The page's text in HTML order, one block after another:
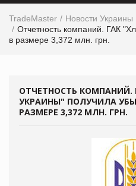
TradeMaster
Новости Украины
Отчетность компаний. ГАК
в размере 3,372 млн. грн.
ОТЧЕТНОСТЬ КОМПАНИЙ.
УКРАИНЫ" ПОЛУЧИЛА
РАЗМЕРЕ 3,372 МЛН. ГРН.